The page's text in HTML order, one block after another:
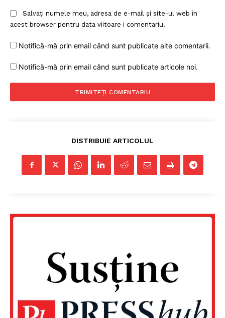
Despre noi / Echipa
Salvați numele meu, adresa de e-mail și site-ul web în
acest browser pentru data viitoare i comentariu.
Notifică-mă prin email când sunt publicate alte comentarii.
Notifică-mă prin email când sunt publicate articole noi.
DISTRIBUIE ARTICOLUL